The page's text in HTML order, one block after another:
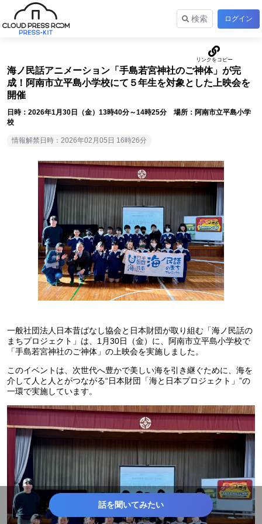
検索 ログイン
海ノ民話アニメーション「手島若宮神社のご神体」が完
成！阿南市立平島小学校にて５年生を対象とした上映会を
開催
日時：2026年1月30日（金）13時40分～14時25分 場所：阿南市立平島小学
校
情報解禁日時：2026年02月05日 16時26分
一般社団法人日本昔ばなし協会と日本財団が取り組む「海ノ民話の
まちプロジェクト」は、1月30日（金）に、阿南市立平島小学校で
「手島若宮神社のご神体」の上映会を実施しました。
このイベントは、次世代へ豊かで美しい海を引き継ぐために、海を
介して人と人とがつながる“日本財団「海と日本プロジェクト」”の
一環で実施しています。
話を聞いてみたい